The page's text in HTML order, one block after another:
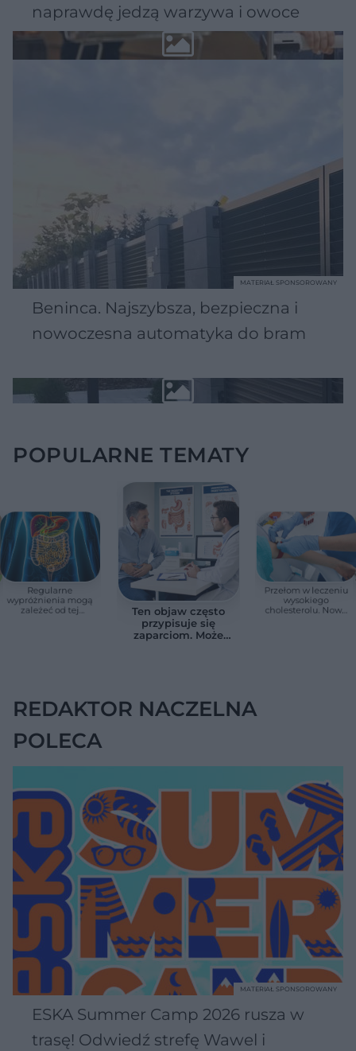
naprawdę jedzą warzywa i owoce
Beninca. Najszybsza, bezpieczna i
nowoczesna automatyka do bram
MATERIAŁ SPONSOROWANY
POPULARNE TEMATY
Regularne
wypróżnienia mogą
zależeć od tej
Ten objaw często
przypisuje się
zaparciom. Może
Przełom w leczeniu
wysokiego
cholesterolu. Nowa
REDAKTOR NACZELNA
POLECA
ESKA Summer Camp 2026 rusza w
trasę! Odwiedź strefę Wawel i
MATERIAŁ SPONSOROWANY